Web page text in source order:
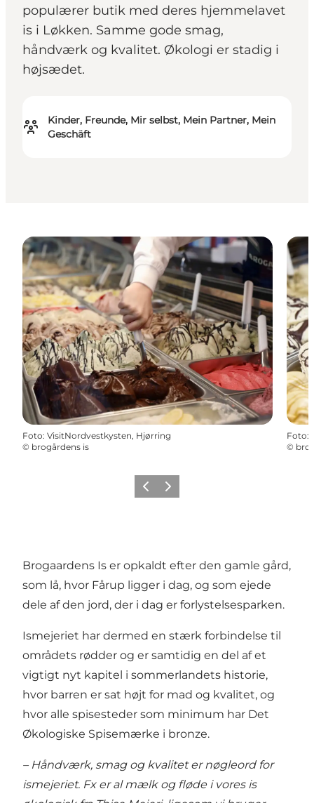
populærer butik med deres hjemmelavet
is i Løkken. Samme gode smag,
håndværk og kvalitet. Økologi er stadig i
højsædet.
Kinder, Freunde, Mir selbst, Mein Partner, Mein
Geschäft
Foto: VisitNordvestkysten, Hjørring
© brogårdens is
Foto:
©
ZurückWeiter
Brogaardens Is er opkaldt efter den gamle gård,
som lå, hvor Fårup ligger i dag, og som ejede
dele af den jord, der i dag er forlystelsesparken.
Ismejeriet har dermed en stærk forbindelse til
områdets rødder og er samtidig en del af et
vigtigt nyt kapitel i sommerlandets historie,
hvor barren er sat højt for mad og kvalitet, og
hvor alle spisesteder som minimum har Det
Økologiske Spisemærke i bronze.
– Håndværk, smag og kvalitet er nøgleord for
ismejeriet. Fx er al mælk og fløde i vores is